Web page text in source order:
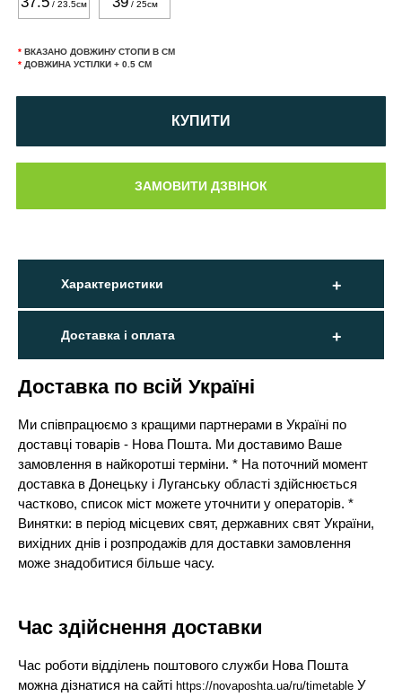
/ 23.5см / 25см
* ВКАЗАНО ДОВЖИНУ СТОПИ В СМ
* ДОВЖИНА УСТІЛКИ + 0.5 СМ
КУПИТИ
Характеристики
Доставка і оплата
Доставка по всій Україні
Ми співпрацюємо з кращими партнерами в Україні по
доставці товарів - Нова Пошта. Ми доставимо Ваше
замовлення в найкоротші терміни. * На поточний момент
доставка в Донецьку і Луганську області здійснюється
частково, список міст можете уточнити у операторів. *
Винятки: в період місцевих свят, державних свят України,
вихідних днів і розпродажів для доставки замовлення
може знадобитися більше часу.
Час здійснення доставки
Час роботи відділень поштового служби Нова Пошта
можна дізнатися на сайтіhttps://novaposhta.ua/ru/timetable У